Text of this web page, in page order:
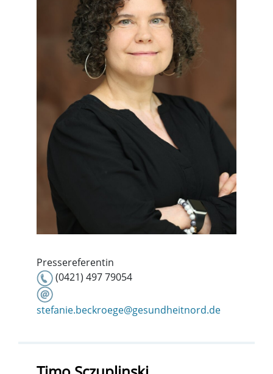
Pressereferentin
(0421) 497 79054
stefanie.beckroege@gesundheitnord.de